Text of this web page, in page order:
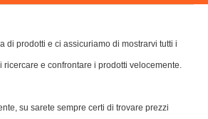
di prodotti e ci assicuriamo di mostrarvi tutti i
ricercare e confrontare i prodotti velocemente.
su sarete sempre certi di trovare prezzi